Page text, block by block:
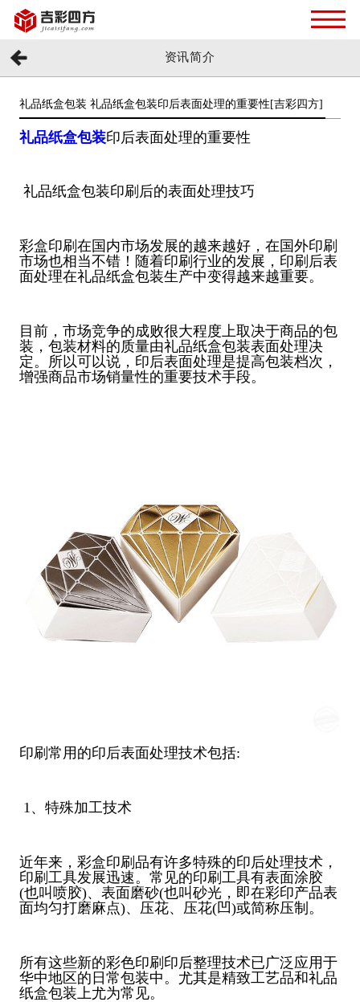
资讯简介
礼品纸盒包装 礼品纸盒包装印后表面处理的重要性[吉彩四方]
礼品纸盒包装印后表面处理的重要性
礼品纸盒包装印刷后的表面处理技巧
彩盒印刷在国内市场发展的越来越好，在国外印刷
市场也相当不错！随着印刷行业的发展，印刷后表
面处理在礼品纸盒包装生产中变得越来越重要。
目前，市场竞争的成败很大程度上取决于商品的包
装，包装材料的质量由礼品纸盒包装表面处理决
定。所以可以说，印后表面处理是提高包装档次，
增强商品市场销量性的重要技术手段。
印刷常用的印后表面处理技术包括:
1、特殊加工技术
近年来，彩盒印刷品有许多特殊的印后处理技术，
印刷工具发展迅速。常见的印刷工具有表面涂胶
(也叫喷胶)、表面磨砂(也叫砂光，即在彩印产品表
面均匀打磨麻点)、压花、压花(凹)或简称压制。
所有这些新的彩色印刷印后整理技术已广泛应用于
华中地区的日常包装中。尤其是精致工艺品和礼品
纸盒包装上尤为常见。